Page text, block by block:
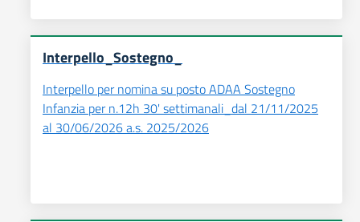
Interpello_Sostegno_
Interpello per nomina su posto ADAA Sostegno
Infanzia per n.12h 30' settimanali_dal 21/11/2025
al 30/06/2026 a.s. 2025/2026